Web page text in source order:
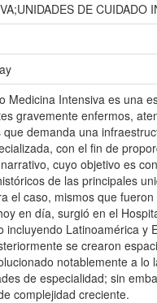
DE CUIDADO
Medicina Intensiva es una
gravemente enfermos,
demanda una
con el fin de
cuyo objetivo es
de las principales
el caso, mismos que
en día, surgió en el
incluyendo Latinoamérica y
se crearon
notablemente a
de especialidad; sin
complejidad creciente.